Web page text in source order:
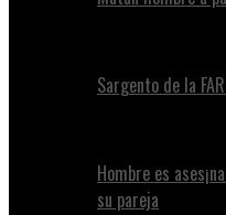
Sargento de la
Hombre es
su pareja